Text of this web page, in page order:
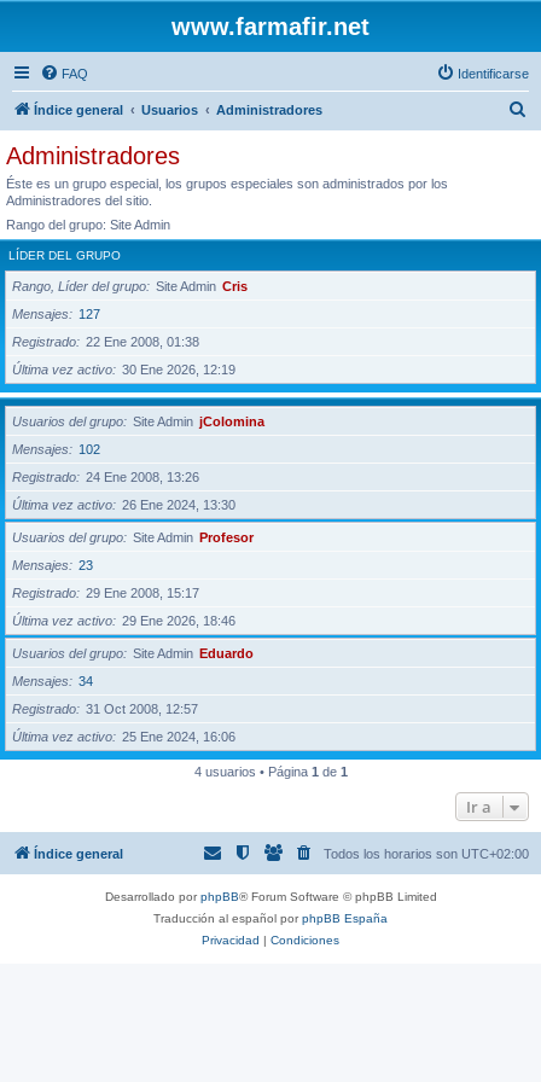
www.farmafir.net
FAQ Identificarse
Índice general Usuarios Administradores
Administradores
Éste es un grupo especial, los grupos especiales son administrados por los
Administradores del sitio.
Rango del grupo: Site Admin
LÍDER DEL GRUPO
Rango, Líder del grupo Site Admin Cris
Mensajes
127
Registrado
22 Ene 2008, 01:38
Última vez activo
30 Ene 2026, 12:19
Usuarios del grupo Site Admin jColomina
Mensajes
102
Registrado
24 Ene 2008, 13:26
Última vez activo
26 Ene 2024, 13:30
Usuarios del grupo Site Admin Profesor
Mensajes
23
Registrado
29 Ene 2008, 15:17
Última vez activo
29 Ene 2026, 18:46
Usuarios del grupo Site Admin Eduardo
Mensajes
34
Registrado
31 Oct 2008, 12:57
Última vez activo
25 Ene 2024, 16:06
4 usuarios • Página 1 de 1
Ir a
Índice general Todos los horarios son UTC+02:00
Desarrollado porphpBB® Forum Software © phpBB Limited
Traducción al español porphpBB España
Privacidad | Condiciones